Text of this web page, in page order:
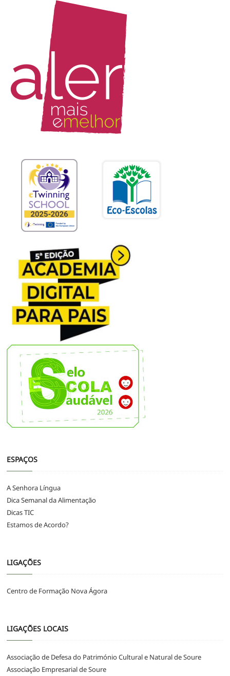
ESPAÇOS
A Senhora Língua
Dica Semanal da Alimentação
Dicas TIC
Estamos de Acordo?
LIGAÇÕES
Centro de Formação Nova Ágora
LIGAÇÕES LOCAIS
Associação de Defesa do Património Cultural e Natural de Soure
Associação Empresarial de Soure